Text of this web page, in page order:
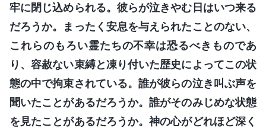
牢に閉じ込められる。彼らが泣きやむ日はいつ来る
だろうか。まったく安息を与えられたことのない、
これらのもろい霊たちの不幸は恐るべきものであ
り、容赦ない束縛と凍り付いた歴史によってこの状
態の中で拘束されている。誰が彼らの泣き叫ぶ声を
聞いたことがあるだろうか。誰がそのみじめな状態
を見たことがあるだろうか。神の心がどれほど深く